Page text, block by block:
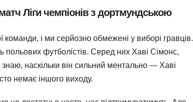
Ліги чемпіонів з дортмундською
і ми серйозно обмежені у виборі гравців.
футболістів. Серед них Хаві Сімонс,
знаю, наскільки він сильний ментально — Хаві
немає іншого виходу.